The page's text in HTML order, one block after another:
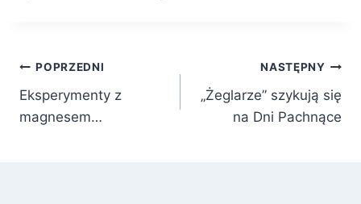
Nawigacja
wpisu
POPRZEDNI
Eksperymenty z
magnesem…
NASTĘPNY
„Żeglarze” szykują się
na Dni Pachnące